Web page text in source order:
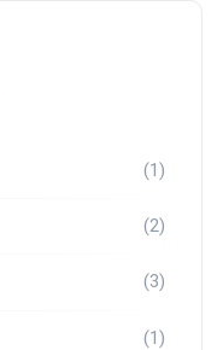
(1)
(2)
(3)
(1)